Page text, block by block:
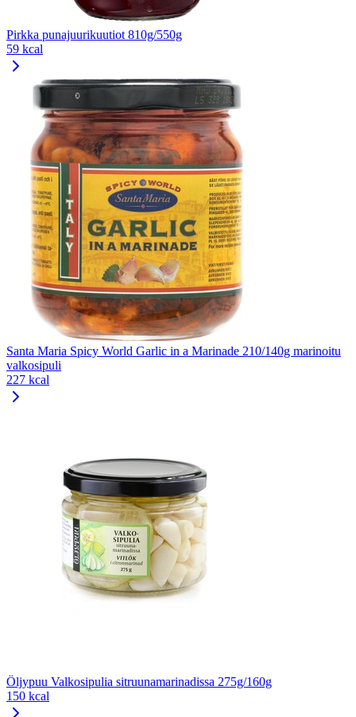
Pirkka punajuurikuutiot 810g/550g
59 kcal
Santa Maria Spicy World Garlic in a Marinade 210/140g marinoitu
valkosipuli
227 kcal
Öljypuu Valkosipulia sitruunamarinadissa 275g/160g
150 kcal